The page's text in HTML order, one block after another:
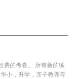
费的考卷。 所有新的练
小，升学，亲子教养等